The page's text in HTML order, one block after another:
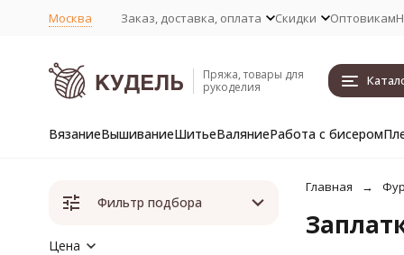
Москва Заказ, доставка, оплата Скидки Оптовикам
Пряжа, товары для
рукоделия
ВязаниеВышиваниеШитьеВаляниеРабота с бисером
Главная
Фильтр подбора
Цена